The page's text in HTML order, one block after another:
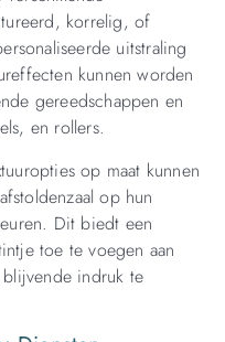
korrelig, of
uitstraling
kunnen worden
gereedschappen en
en rollers.
op maat kunnen
op hun
Dit biedt een
toe te voegen aan
indruk te